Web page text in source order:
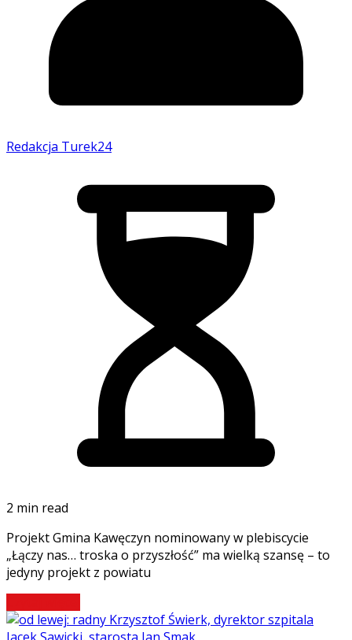
Redakcja Turek24
2 min read
Projekt Gmina Kawęczyn nominowany w plebiscycie
„Łączy nas… troska o przyszłość” ma wielką szansę – to
jedyny projekt z powiatu